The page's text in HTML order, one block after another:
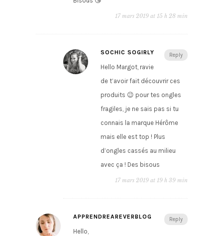
17 mars 2019 at 15 h 28 min
Reply
SOCHIC SOGIRLY
Hello Margot, ravie
de t’avoir fait découvrir ces
produits 😉 pour tes ongles
fragiles, je ne sais pas si tu
connais la marque Hérôme
mais elle est top ! Plus
d’ongles cassés au milieu
avec ça ! Des bisous
17 mars 2019 at 19 h 39 min
Reply
APPRENDREAREVERBLOG
Hello,